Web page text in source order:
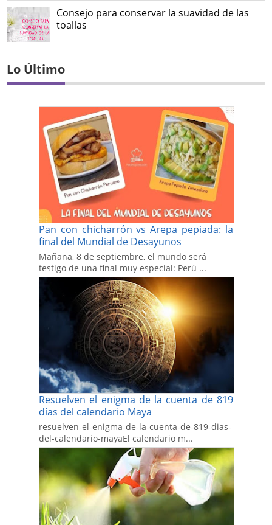
Consejo para conservar la suavidad de las
toallas
Lo Último
Pan con chicharrón vs Arepa pepiada: la
final del Mundial de Desayunos
Mañana, 8 de septiembre, el mundo será
testigo de una final muy especial: Perú ...
Resuelven el enigma de la cuenta de 819
días del calendario Maya
resuelven-el-enigma-de-la-cuenta-de-819-dias-
del-calendario-mayaEl calendario m...